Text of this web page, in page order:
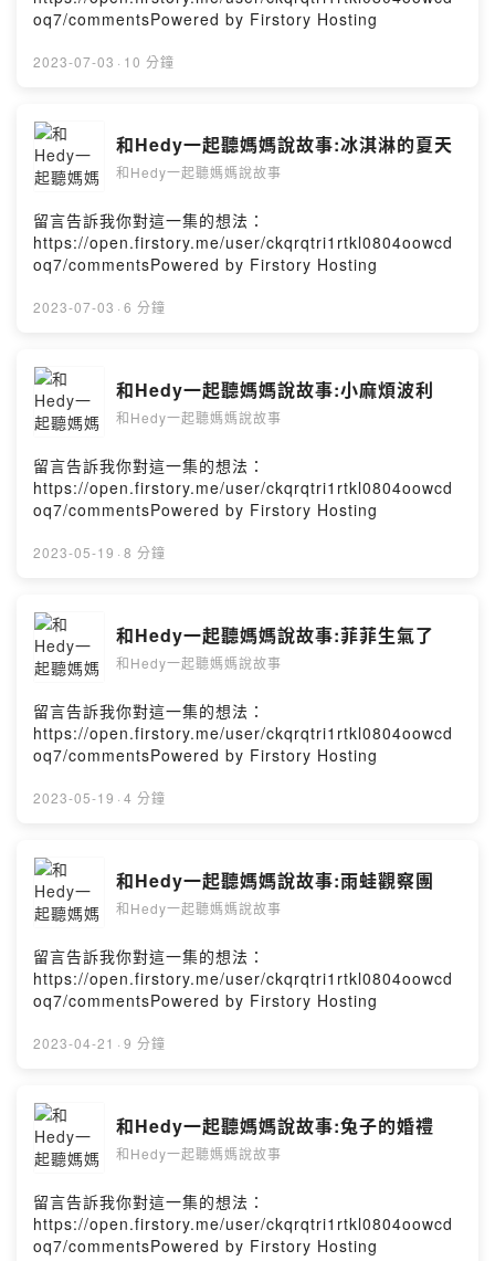
oq7/commentsPowered by Firstory Hosting
2023-07-03 · 10 分鐘
和Hedy一起聽媽媽說故事:冰淇淋的夏天
和Hedy一起聽媽媽說故事
留言告訴我你對這一集的想法：
https://open.firstory.me/user/ckqrqtri1rtkl0804oowcd
oq7/commentsPowered by Firstory Hosting
2023-07-03 · 6 分鐘
和Hedy一起聽媽媽說故事:小麻煩波利
和Hedy一起聽媽媽說故事
留言告訴我你對這一集的想法：
https://open.firstory.me/user/ckqrqtri1rtkl0804oowcd
oq7/commentsPowered by Firstory Hosting
2023-05-19 · 8 分鐘
和Hedy一起聽媽媽說故事:菲菲生氣了
和Hedy一起聽媽媽說故事
留言告訴我你對這一集的想法：
https://open.firstory.me/user/ckqrqtri1rtkl0804oowcd
oq7/commentsPowered by Firstory Hosting
2023-05-19 · 4 分鐘
和Hedy一起聽媽媽說故事:雨蛙觀察團
和Hedy一起聽媽媽說故事
留言告訴我你對這一集的想法：
https://open.firstory.me/user/ckqrqtri1rtkl0804oowcd
oq7/commentsPowered by Firstory Hosting
2023-04-21 · 9 分鐘
和Hedy一起聽媽媽說故事:兔子的婚禮
和Hedy一起聽媽媽說故事
留言告訴我你對這一集的想法：
https://open.firstory.me/user/ckqrqtri1rtkl0804oowcd
oq7/commentsPowered by Firstory Hosting